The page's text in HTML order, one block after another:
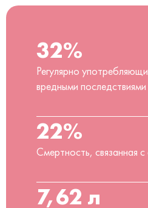
32%
Регулярно
вредными последствиями
22%
Смертность, связанная
7,62 л